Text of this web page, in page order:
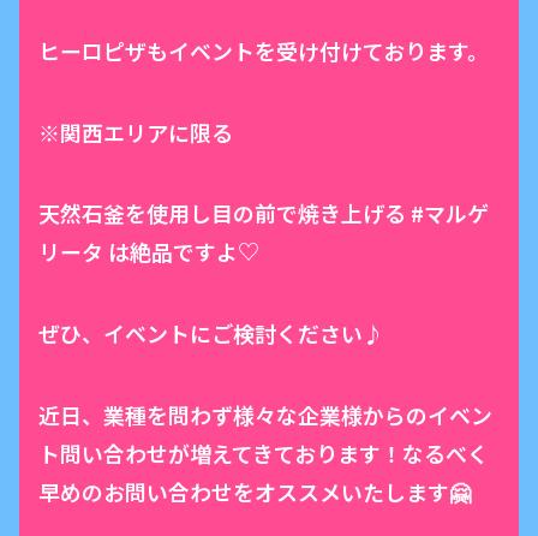
ヒーロピザもイベントを受け付けております。
※関西エリアに限る
天然石釜を使用し目の前で焼き上げる #マルゲ
リータ は絶品ですよ♡
ぜひ、イベントにご検討ください♪
近日、業種を問わず様々な企業様からのイベン
ト問い合わせが増えてきております！なるべく
早めのお問い合わせをオススメいたします🤗